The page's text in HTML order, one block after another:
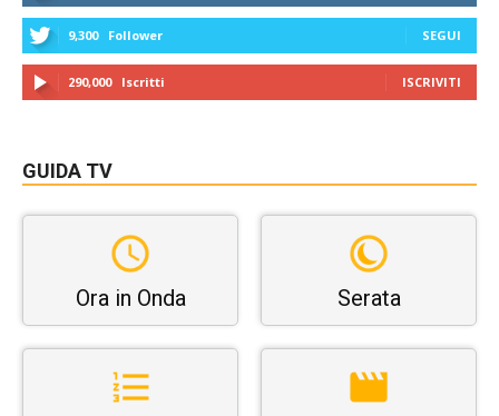
9,300 Follower SEGUI
290,000 Iscritti ISCRIVITI
GUIDA TV
Ora in Onda Serata